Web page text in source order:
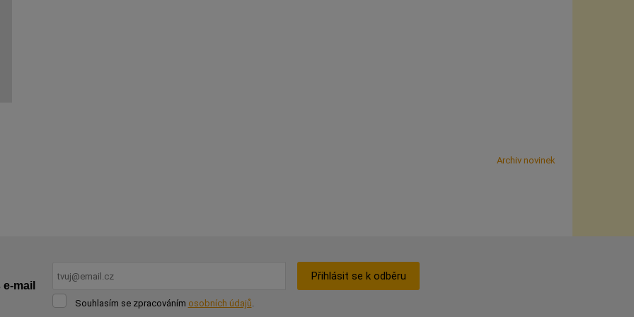
Archiv novinek
mail
Souhlasím
Souhlasím se zpracováním osobních údajů.
Přihlásit se k odběru